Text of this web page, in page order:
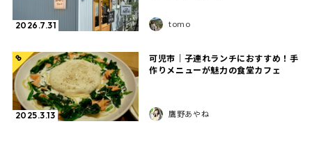
2026.7.31 tomo
8
2025.3.13
可児市｜子連れランチにおすすめ！手
作りメニューが魅力の食堂カフェ
鷹野あやね